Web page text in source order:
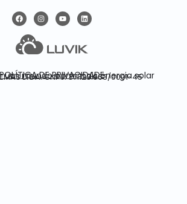
POLÍTICA DE PRIVACIDADE
LTDA. CNPJ: 37.123.063/0001-45
um mundo com mais energia solar